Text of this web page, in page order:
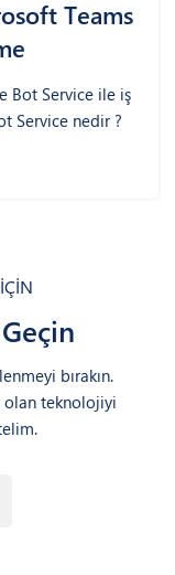
Teams
Bot Service ile iş
Service nedir ?
bırakın.
olan teknolojiyi